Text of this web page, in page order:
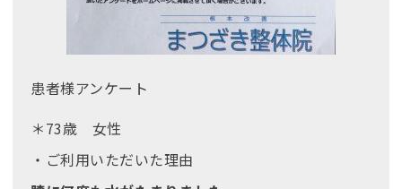
患者様アンケート
＊73歳 女性
・ご利用いただいた理由